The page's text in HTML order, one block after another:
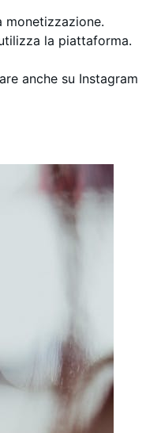
monetizzazione.
la piattaforma.
anche su Instagram